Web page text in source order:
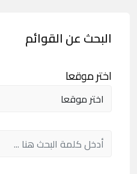
البحث عن القوائم
اختر موقعا